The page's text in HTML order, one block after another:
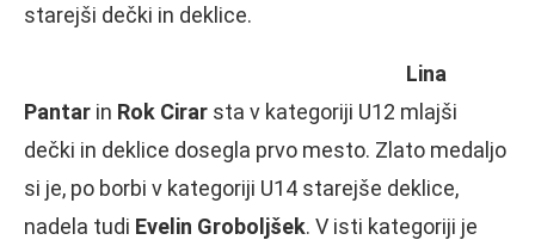
starejši dečki in deklice.
Lina
Pantar in Rok Cirar sta v kategoriji U12 mlajši
dečki in deklice dosegla prvo mesto. Zlato medaljo
si je, po borbi v kategoriji U14 starejše deklice,
nadela tudi Evelin Groboljšek. V isti kategoriji je